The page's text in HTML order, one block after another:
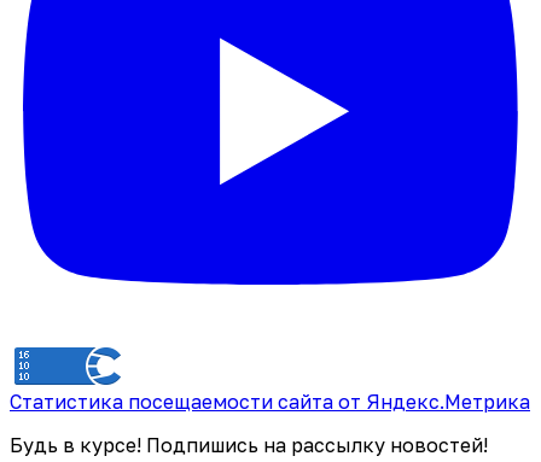
Статистика посещаемости сайта от Яндекс.Метрика
Будь в курсе! Подпишись на рассылку новостей!